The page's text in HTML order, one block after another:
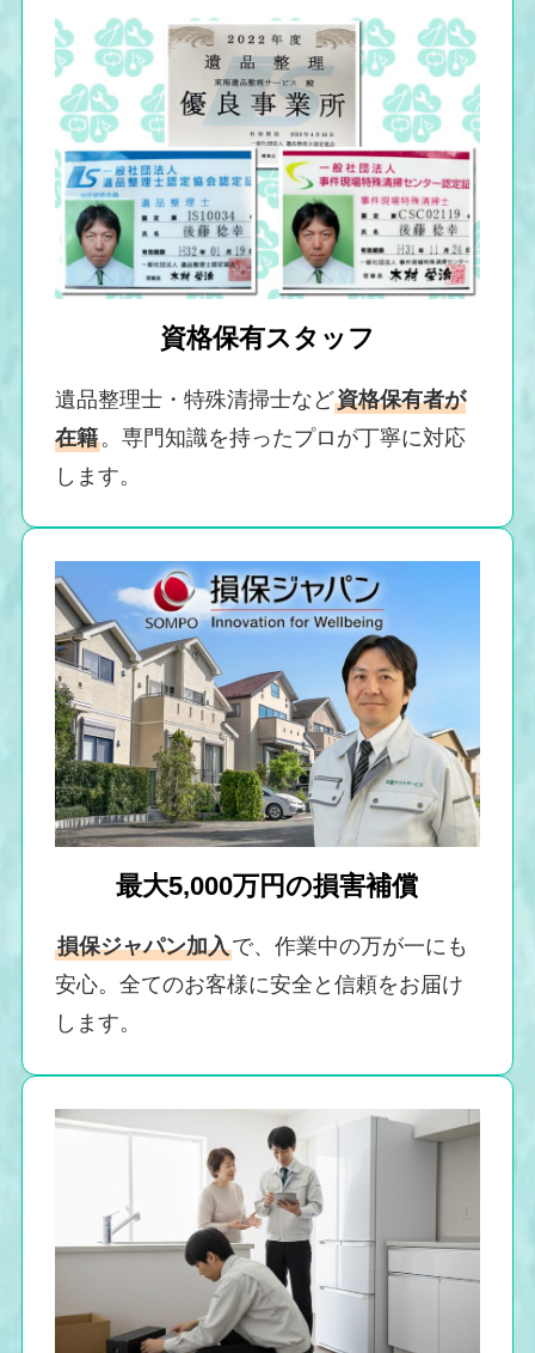
資格保有スタッフ
遺品整理士・特殊清掃士など資格保有者が
在籍。専門知識を持ったプロが丁寧に対応
します。
最大5,000万円の損害補償
損保ジャパン加入で、作業中の万が一にも
安心。全てのお客様に安全と信頼をお届け
します。